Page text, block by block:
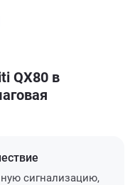
QX80 в
сигнализацию,